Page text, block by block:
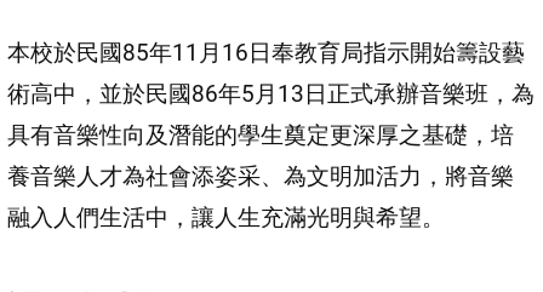
區
本校於民國85年11月16日奉教育局指示開始籌設藝
術高中，並於民國86年5月13日正式承辦音樂班，為
具有音樂性向及潛能的學生奠定更深厚之基礎，培
養音樂人才為社會添姿采、為文明加活力，將音樂
融入人們生活中，讓人生充滿光明與希望。